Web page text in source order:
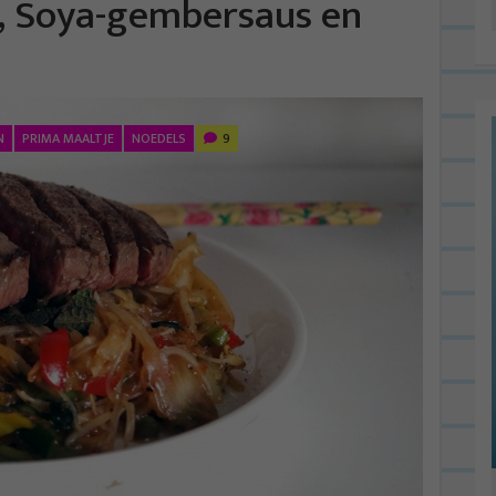
gembersaus en
PRIMA MAALTJE NOEDELS 9